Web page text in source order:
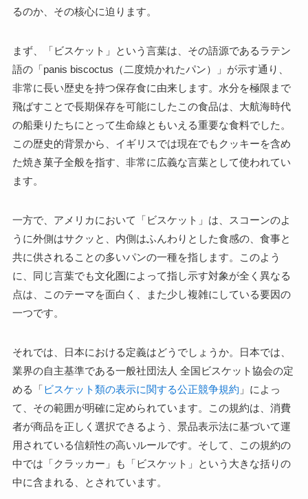
るのか、その核心に迫ります。
まず、「ビスケット」という言葉は、その語源であるラテン
語の「panis biscoctus（二度焼かれたパン）」が示す通り、
非常に長い歴史を持つ保存食に由来します。水分を極限まで
飛ばすことで長期保存を可能にしたこの食品は、大航海時代
の船乗りたちにとって生命線ともいえる重要な食料でした。
この歴史的背景から、イギリスでは現在でもクッキーを含め
た焼き菓子全般を指す、非常に広義な言葉として使われてい
ます。
一方で、アメリカにおいて「ビスケット」は、スコーンのよ
うに外側はサクッと、内側はふんわりとした食感の、食事と
共に供されることの多いパンの一種を指します。このよう
に、同じ言葉でも文化圏によって指し示す対象が全く異なる
点は、このテーマを面白く、また少し複雑にしている要因の
一つです。
それでは、日本における定義はどうでしょうか。日本では、
業界の自主基準である一般社団法人 全国ビスケット協会の定
める「ビスケット類の表示に関する公正競争規約 」によっ
て、その範囲が明確に定められています。この規約は、消費
者が商品を正しく選択できるよう、景品表示法に基づいて運
用されている信頼性の高いルールです。そして、この規約の
中では「クラッカー」も「ビスケット」という大きな括りの
中に含まれる、とされています。